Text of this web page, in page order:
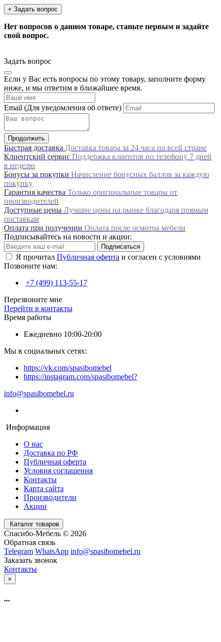
+ Задать вопрос
Нет вопросов о данном товаре, станьте первым и задайте
свой вопрос.
Задать вопрос
Если у Вас есть вопросы по этому товару, заполните форму
ниже, и мы ответим в ближайшее время.
Email (Для уведомления об ответе)
Продолжить
Быстрая доставка Доставка товара за 24 часа по всей стране
Клиентский сервис Поддержка клиентов по телефону 7 дней
в неделю
Бонусы за покупки Начисление бонусных баллов за каждую
покупку
Гарантия качества Только оригинальные товары от
производителей
Доступные цены Лучшие цены на рынке благодаря прямым
поставкам
Оплата при получении Оплата после осмотра мебели
Подписывайтесь на новости и акции:
Подписаться
Я прочитал Публичная оферта и согласен с условиями
Позвоните нам:
+7 (499) 113-55-17
Перезвоните мне
Перейти в контакты
Время работы
Ежедневно 10:00-20:00
Мы в социальных сетях:
https://vk.com/spasibomebel
https://instagram.com/spasibomebel?
info@spasibomebel.ru
Информация
О нас
Доставка по РФ
Публичная оферта
Условия соглашения
Контакты
Карта сайта
Производители
Акции
Каталог товаров
Спасибо-Мебель © 2026
Обратная связь
Telegram WhatsApp info@spasibomebel.ru
Заказать звонок
Контакты
×
...